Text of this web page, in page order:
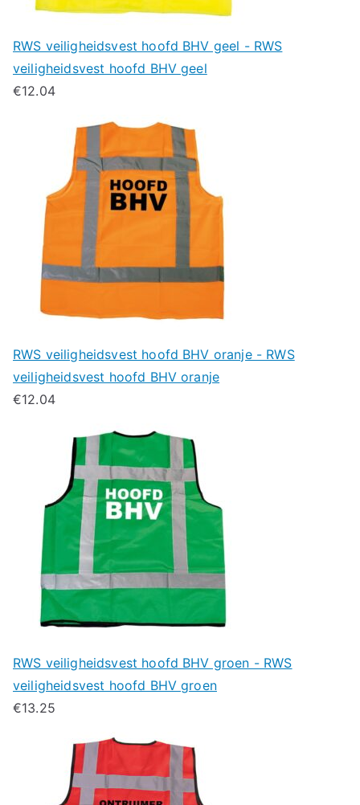
RWS veiligheidsvest hoofd BHV geel - RWS
veiligheidsvest hoofd BHV geel
€12.04
RWS veiligheidsvest hoofd BHV oranje - RWS
veiligheidsvest hoofd BHV oranje
€12.04
RWS veiligheidsvest hoofd BHV groen - RWS
veiligheidsvest hoofd BHV groen
€13.25